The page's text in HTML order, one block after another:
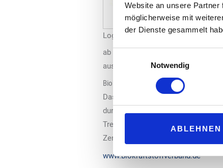
Website an unsere
möglicherweise mit
der Dienste gesammelt
Notwendig
ABLEHNEN
Logo: VDB
ab 2026 hat der Bundesrat, wie im
ausdrücklich.
Biokraftstoffe unverzichtbar
Das zweite Gesetz zur
durch einen schnellen Beschluss
Treibhausgasemissionen im
Zertifizierung und Kontrollen nutzt
www.biokraftstoffverband.de